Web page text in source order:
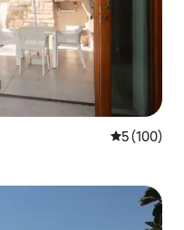
5 (100)